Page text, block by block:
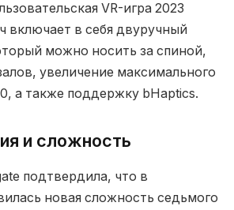
VR-игра 2023
включает в себя двуручный
можно носить за спиной,
увеличение максимального
а также поддержку bHaptics.
и сложность
подтвердила, что в
новая сложность седьмого